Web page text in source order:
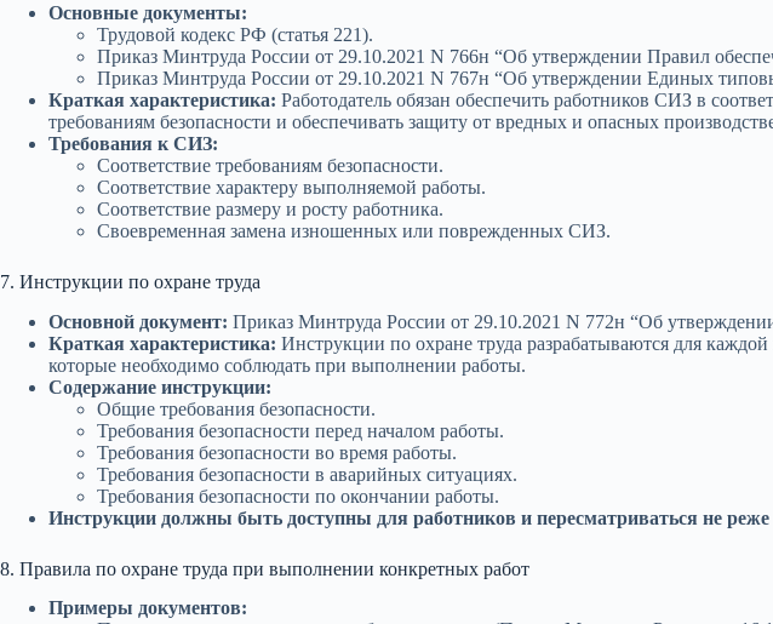
Основные документы:
Трудовой кодекс РФ (статья 221).
Приказ Минтруда России от 29.10.2021 N 766н “Об утверждении Правил
Приказ Минтруда России от 29.10.2021 N 767н “Об утверждении Единых
Краткая характеристика: Работодатель обязан обеспечить работников СИЗ в
требованиям безопасности и обеспечивать защиту от вредных и опасных
Требования к СИЗ:
Соответствие требованиям безопасности.
Соответствие характеру выполняемой работы.
Соответствие размеру и росту работника.
Своевременная замена изношенных или поврежденных СИЗ.
7. Инструкции по охране труда
Основной документ: Приказ Минтруда России от 29.10.2021 N 772н “Об
Краткая характеристика: Инструкции по охране труда разрабатываются для
которые необходимо соблюдать при выполнении работы.
Содержание инструкции:
Общие требования безопасности.
Требования безопасности перед началом работы.
Требования безопасности во время работы.
Требования безопасности в аварийных ситуациях.
Требования безопасности по окончании работы.
Инструкции должны быть доступны для работников и пересматриваться не реже
8. Правила по охране труда при выполнении конкретных работ
Примеры документов: